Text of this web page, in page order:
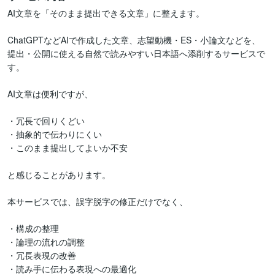
AI文章を「そのまま提出できる文章」に整えます。
ChatGPTなどAIで作成した文章、志望動機・ES・小論文などを、
提出・公開に使える自然で読みやすい日本語へ添削するサービスで
す。
AI文章は便利ですが、
・冗長で回りくどい
・抽象的で伝わりにくい
・このまま提出してよいか不安
と感じることがあります。
本サービスでは、誤字脱字の修正だけでなく、
・構成の整理
・論理の流れの調整
・冗長表現の改善
・読み手に伝わる表現への最適化